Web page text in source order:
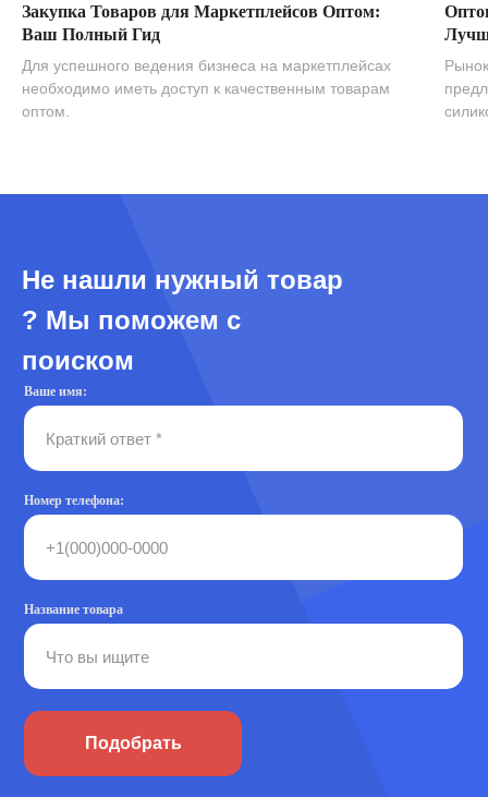
Закупка Товаров для Маркетплейсов Оптом:
Ваш Полный Гид
Для успешного ведения бизнеса на маркетплейсах
необходимо иметь доступ к качественным товарам
оптом.
Не нашли нужный товар
? Мы поможем с
поиском
Ваше имя:
Номер телефона:
Название товара
Подобрать